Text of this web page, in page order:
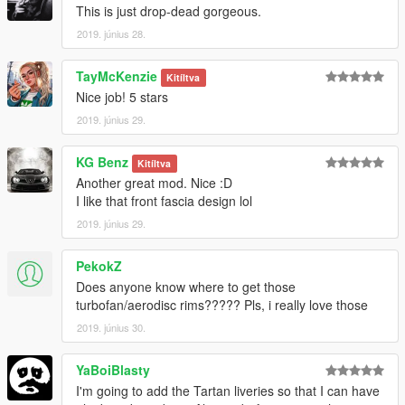
This is just drop-dead gorgeous.
2019. június 28.
TayMcKenzie Kitíltva
Nice job! 5 stars
2019. június 29.
KG Benz Kitíltva
Another great mod. Nice :D
I like that front fascia design lol
2019. június 29.
PekokZ
Does anyone know where to get those
turbofan/aerodisc rims????? Pls, i really love those
2019. június 30.
YaBoiBlasty
I'm going to add the Tartan liveries so that I can have